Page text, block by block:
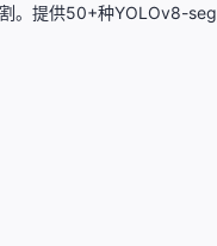
。提供50+种YOLOv8-